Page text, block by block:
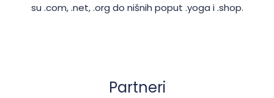
su .com, .net, .org do nišnih poput .yoga i .shop.
Partneri